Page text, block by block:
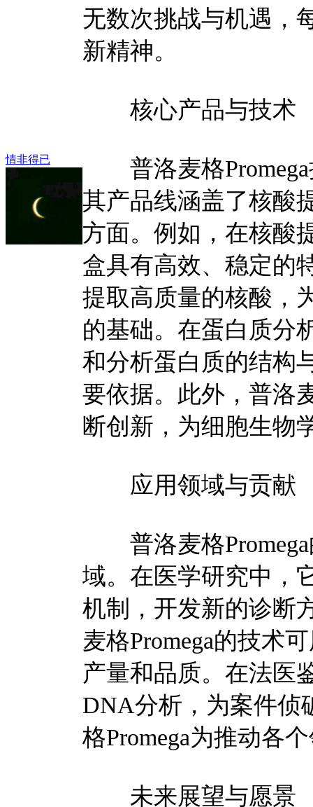
情非得已
无数次挑战与机遇，
新精神。
核心产品与技术
普洛麦格Promega
其产品线涵盖了核酸
方面。例如，在核酸
盒具有高效、稳定的
提取高质量的核酸，
的基础。在蛋白质分
和分析蛋白质的结构
要依据。此外，普洛
断创新，为细胞生物
应用领域与贡献
普洛麦格Promega
域。在医学研究中，
机制，开发新的诊断
麦格Promega的技术
产量和品质。在法医
DNA分析，为案件侦
格Promega为推动各
未来展望与愿景